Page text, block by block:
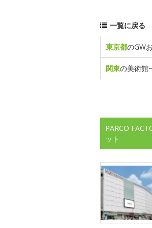
一覧に戻る
東京都のGW
関東の美術館
PARCO
ット